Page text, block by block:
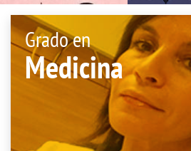
Grado en
Medicina